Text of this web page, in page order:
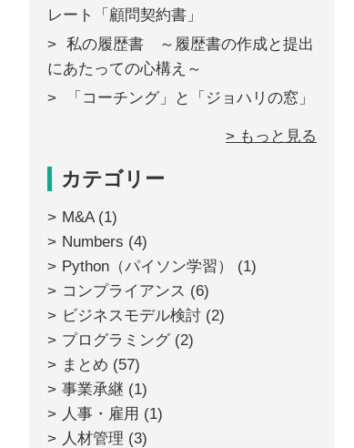
レート「顧問契約書」
私の履歴書 ～履歴書の作成と提出
にあたっての心構え～
「コーチング」と「ジョハリの窓」
> もっと見る
カテゴリー
M&A(1)
Numbers (4)
Python（パイソン学習）
(1)
コンプライアンス (6)
ビジネスモデル検討 (2)
プログラミング (2)
まとめ (57)
事業承継 (1)
人事・雇用 (1)
人材管理 (3)